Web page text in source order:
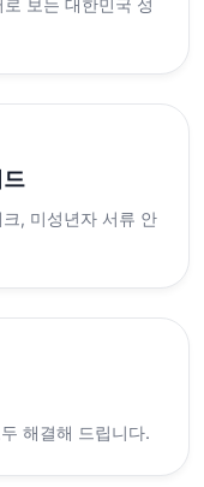
보는 대한민국 성
, 미성년자 서류 안
해결해 드립니다.